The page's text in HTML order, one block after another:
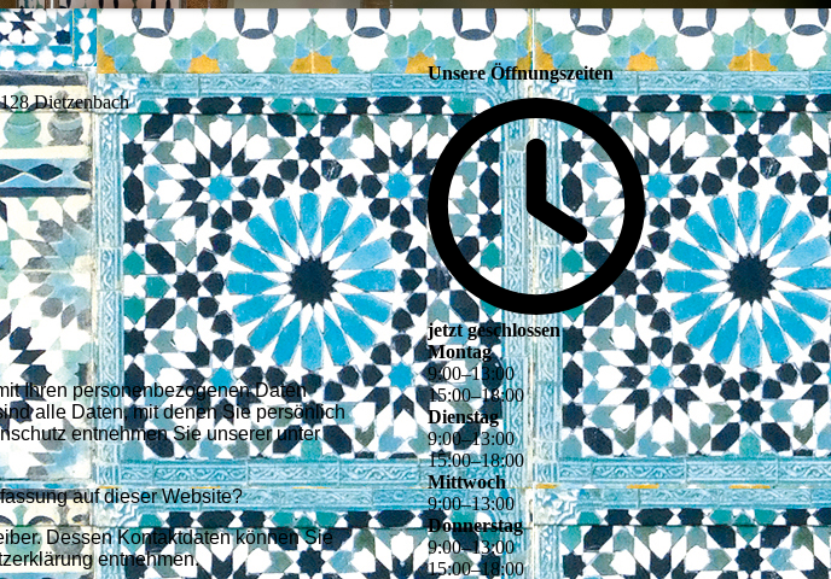
Dietzenbach
Ihren personenbezogenen Daten
alle Daten, mit denen Sie persönlich
entnehmen Sie unserer unter
auf dieser Website?
Dessen Kontaktdaten können Sie
entnehmen.
Unsere Öffnungszeiten
jetzt geschlossen
Montag
9:00–13:00
15:00–18:00
Dienstag
9:00–13:00
15:00–18:00
Mittwoch
9:00–13:00
Donnerstag
9:00–13:00
15:00–18:00